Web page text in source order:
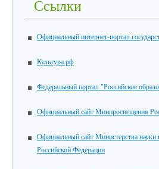
Ссылки
Официальный интернет-портал
Культура.рф
Федеральный портал "Российское
Официальный сайт Минпросвещения
Официальный сайт Министерства науки
Российской Федерации